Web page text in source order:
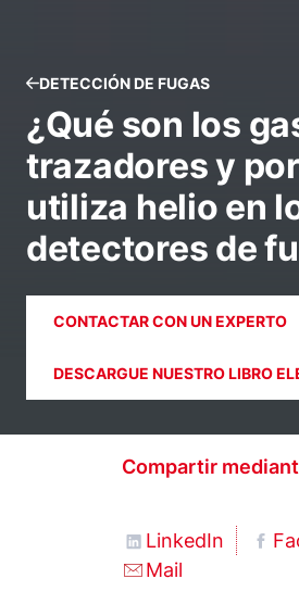
DETECCIÓN DE FUGAS
¿Qué son los
trazadores y
utiliza helio en
detectores de
CONTACTAR CON UN EXPERTO
DESCARGUE NUESTRO LIBRO
Compartir
LinkedIn
Mail